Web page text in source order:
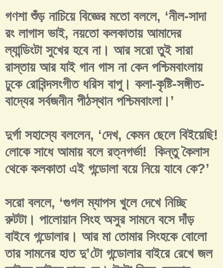
গণশা শুঁড় নাচিয়ে বিজ্ঞের মতো বললে, ‘নীল-সাদা
রং লাগাস ভাই, নয়তো কলকাতায় আমাদের
ল্যান্ডিংটা সুখের হবে না। আর সরো তুই সারা
রাস্তায় আর যাই গান গাস না কেন পশ্চিমবাংলায়
ঢুকে রোবিন্দসংগীত ধরিস বাপু। কলা-কৃষ্টি-সঙ্গীত-
বাদ্যের সর্বজনীন পীঠস্থান পশ্চিমবাংলা।’
দুর্গা সহাস্যে বললেন, ‘দেখ, কেমন ছেলে বিইয়েছি!
লোকে সাধে আমায় বলে রত্নগর্ভা! কিন্তু কৈলাস
থেকে কলকাতা এই গন্ডোলা বয়ে নিয়ে যাবে কে?’
সরো বললে, ‘গুগল ম্যাপস খুলে দেখে নিচ্ছি
রুটটা। পালোয়ান সিংহ অসুর সামনে বসে দাঁড়
বাইবে গন্ডোলার। আর মা তোমার সিংহকে বোলো
তার সামনের হাত দু’টো গন্ডোলার বাইরে রেখে জল